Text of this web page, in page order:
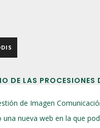
DE LAS
de Imagen
nueva web en la que